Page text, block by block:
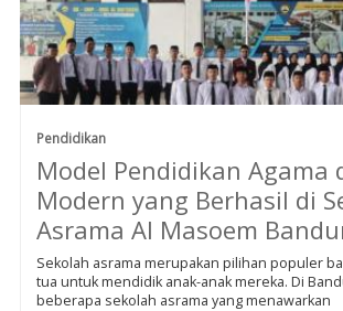
Pendidikan
Model Pendidikan Agama
Modern yang Berhasil di
Asrama Al Masoem
Sekolah asrama merupakan pilihan populer
tua untuk mendidik anak-anak mereka. Di
beberapa sekolah asrama yang menawarkan